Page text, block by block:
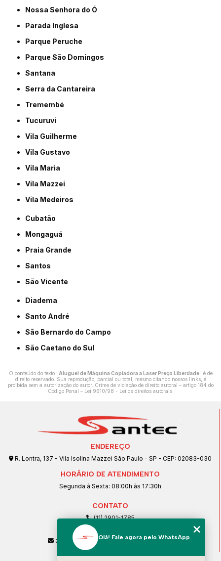
Nossa Senhora do Ó
Parada Inglesa
Parque Peruche
Parque São Domingos
Santana
Serra da Cantareira
Tremembé
Tucuruvi
Vila Guilherme
Vila Gustavo
Vila Maria
Vila Mazzei
Vila Medeiros
Cubatão
Mongaguá
Praia Grande
Santos
São Vicente
Diadema
Santo André
São Bernardo do Campo
São Caetano do Sul
O conteúdo do texto "Aluguel de Máquina Copiadora a Laser Preço Liberdade" é de
direito reservado. Sua reprodução, parcial ou total, mesmo citando nossos links, é
proibida sem a autorização do autor. Crime de violação de direito autoral – artigo 184 do
Código Penal – Lei 9610/98 - Lei de direitos autorais.
ENDEREÇO
R. Lontra, 137 - Vila Isolina Mazzei São Paulo - SP - CEP: 02083-030
HORÁRIO DE ATENDIMENTO
Segunda à Sexta: 08:00h às 17:30h
CONTATO
(11) 2901-1785
(11) 99239-1832
atendimento@santeccopiadoras.com.br
Olá! Fale agora pelo WhatsApp